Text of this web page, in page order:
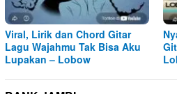
Viral, Lirik dan Chord Gitar
Lagu Wajahmu Tak Bisa Aku
Lupakan – Lobow